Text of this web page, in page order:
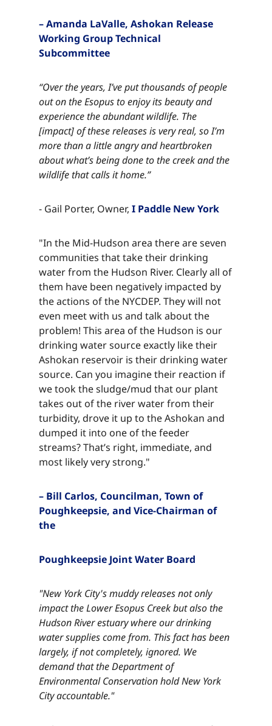
– Amanda LaValle, Ashokan Release
Working Group Technical
Subcommittee​​​​‌ ‍ ​‍​‍‌‍ ‌ ​‍‌‍‍‌‌‍‌ ‌‍‍‌‌‍ ‍​‍​‍​ ‍‍​‍​‍‌ ​ ‌‍​‌‌‍ ‍‌‍‍‌‌ ‌​‌ ‍‌​‍ ‍‌‍‍‌‌‍ ​‍​‍​‍ ​​‍​‍‌‍‍​‌ ​‍‌‍‌‌‌‍‌‍​‍​‍​ ‍‍​‍​‍‌‍‍​‌ ‌​‌ ‌​‌ ​​‌ ​ ​ ‍‍​‍ ​‍ ‌‍​ ‌‍ ‌‌ ​ ​‍ ‍‌‍ ‌‌‍​‌‌‍‍‌‌‍ ‍​‍ ‍​ ​‍​ ​​​ ​‍​ ‌​‌ ​‍‌‍‌‌‌‍‌​‌‍‌‌‌ ​ ‌‍‍‌‌‍‌ ‌‍ ‍​‍ ‍‌ ​‍‌‍‍‌‌ ‌‍‌‍‌‌‌ ​‍‌‍‍ ‌‍‌‌‌‍‌‌‌ ​​‌‍‌‌‌ ​‍​‍ ‍‌‍ ‌ ​‍‌‍‌ ​‍ ‌‍‍‌‌‍ ‍‌ ‌​‌‍‌‌‌‍ ‍‌ ‌​​‍ ‌‍‌‌‌‍‌​‌‍‍‌‌ ‌​​‍ ‌‍ ‌‌‍ ‌‍‌​‌‍‌‌​ ‌‌ ​​‌ ​‍‌‍‌‌‌ ​ ‌‍‌‌‌‍ ‍‌ ‌​‌‍​‌‌ ‌​‌‍‍‌‌‍ ‌‍ ‍​ ‍ ‌‍‍‌‌‍‌​​ ‌​ ‌ ​ ​‌​ ​‌​ ​‌​ ​ ‌‍​‌​ ​​​ ​ ​‍ ‌​ ​‌​ ‌​​ ‌‌‌‍​ ​‍ ‌​ ‌​‌‍​‍​ ‌‌​ ‌ ​‍ ‌‌‍​‍​ ​​​ ‌‍‌‍​ ​‍ ‌​ ​​​ ‌ ​ ‌‌​ ​​​ ‍‌​ ​ ​ ​‍‌‍‌‍​ ​​​ ‍‌​ ​‌‌‍​‌​ ‍ ‌ ‌​‌ ‍‌‌ ​​‌‍‌‌​ ‌‌‍​‌‌ ​‍‌ ‌​‌‍‍‌‌‍​ ‌‍ ​‌‍‌‌​ ‍ ‌ ​​‌‍​‌‌ ‌​‌‍‍​​ ‌‌‍​ ‌‍ ‌‍ ‍‌ ‌​‌‍‌‌‌‍ ‍‌ ‌​​‍‌‌​ ‌‌‌​​‍‌‌ ‌‍‍ ‌‍‌‌‌ ‍‌​‍‌‌​ ​ ‌​‌​​‍‌‌​ ​ ‌​‌​​‍‌‌​ ​‍​ ​‍​ ‌ ​ ‌‌‌‍‌‍‌‍‌​‌‍​‌​ ​‌‌‍‌​‌‍​‍‌‍​‌‌‍‌‍​ ‍​​ ​‍​‍‌‌​ ​‍​ ​‍​‍‌‌​ ‌‌‌​‌​​‍ ‍‌‍​ ‌‍‍​‌‍‍‌‌‍ ​‌‍‌​‌ ​‍‌‍‌‌‌‍ ‍​‍‌‌​ ‌‌‌​​‍‌‌ ‌‍‍ ‌‍‌‌‌ ‍‌​‍‌‌​ ​ ‌​‌​​‍‌‌​ ​ ‌​‌​​‍‌‌​ ​‍​ ​‍​ ‌ ​ ‌‌‌‍‌‍‌‍‌​‌‍​‌​ ​‌‌‍‌​‌‍​‍‌‍​‌‌‍‌‍​ ‍​​ ​‍​ ​​​‍‌‌​ ​‍​ ​‍​‍‌‌​ ‌‌‌​‌​​‍ ‍‌ ‌​‌‍‌‌‌ ‍​‌ ‌​​ ‌‍​‍‌‍​‌‌ ​ ‌‍‌‌‌‌‌‌‌ ​‍‌‍ ​​ ‌‌‍‍​‌ ‌​‌ ‌​‌ ​​‌ ​ ​‍‌‌​ ​ ‌​​‌​‍‌‌​ ​‍‌​‌‍​‍‌‌​ ​‍‌​‌‍‌‍​ ‌‍ ‌‌ ​ ​‍ ‍‌‍ ‌‌‍​‌‌‍‍‌‌‍ ‍​‍ ‍​ ​‍​ ​​​ ​‍​ ‌​‌ ​‍‌‍‌‌‌‍‌​‌‍‌‌‌ ​ ‌‍‍‌‌‍‌ ‌‍ ‍​‍ ‍‌ ​‍‌‍‍‌‌ ‌‍‌‍‌‌‌ ​‍‌‍‍ ‌‍‌‌‌‍‌‌‌ ​​‌‍‌‌‌ ​‍​‍ ‍‌‍ ‌ ​‍‌‍‌ ​‍‌‍‌‍‍‌‌‍‌​​ ‌​ ‌ ​ ​‌​ ​‌​ ​‌​ ​ ‌‍​‌​ ​​​ ​ ​‍ ‌​ ​‌​ ‌​​ ‌‌‌‍​ ​‍ ‌​ ‌​‌‍​‍​ ‌‌​ ‌ ​‍ ‌‌‍​‍​ ​​​ ‌‍‌‍​ ​‍ ‌​ ​​​ ‌ ​ ‌‌​ ​​​ ‍‌​ ​ ​ ​‍‌‍‌‍​ ​​​ ‍‌​ ​‌‌‍​‌​‍‌‍‌ ‌​‌ ‍‌‌ ​​‌‍‌‌​ ‌‌‍​‌‌ ​‍‌ ‌​‌‍‍‌‌‍​ ‌‍ ​‌‍‌‌​‍‌‍‌ ​​‌‍​‌‌ ‌​‌‍‍​​ ‌‌‍​ ‌‍ ‌‍ ‍‌ ‌​‌‍‌‌‌‍ ‍‌ ‌​​‍‌‌​ ‌‌‌​​‍‌‌ ‌‍‍ ‌‍‌‌‌ ‍‌​‍‌‌​ ​ ‌​‌​​‍‌‌​ ​ ‌​‌​​‍‌‌​ ​‍​ ​‍​ ‌ ​ ‌‌‌‍‌‍‌‍‌​‌‍​‌​ ​‌‌‍‌​‌‍​‍‌‍​‌‌‍‌‍​ ‍​​ ​‍​‍‌‌​ ​‍​ ​‍​‍‌‌​ ‌‌‌​‌​​‍ ‍‌‍​ ‌‍‍​‌‍‍‌‌‍ ​‌‍‌​‌ ​‍‌‍‌‌‌‍ ‍​‍‌‌​ ‌‌‌​​‍‌‌ ‌‍‍ ‌‍‌‌‌ ‍‌​‍‌‌​ ​ ‌​‌​​‍‌‌​ ​ ‌​‌​​‍‌‌​ ​‍​ ​‍​ ‌ ​ ‌‌‌‍‌‍‌‍‌​‌‍​‌​ ​‌‌‍‌​‌‍​‍‌‍​‌‌‍‌‍​ ‍​​ ​‍​ ​​​‍‌‌​ ​‍​ ​‍​‍‌‌​ ‌‌‌​‌​​‍ ‍‌ ‌​‌‍‌‌‌ ‍​‌ ‌​​‍‌‍‌ ​​‌‍‌‌‌ ​‍‌ ​ ‌ ​​‌‍‌‌‌‍​ ‌ ‌​‌‍‍‌‌ ‌‍‌‍‌‌​ ‌‌ ​​‌ ‌‌‌‍​‍‌‍ ​‌‍‍‌‌ ​ ‌‍‍​‌‍‌‌‌‍‌​​‍​‍‌ ‌
“Over the years, I’ve put thousands of people
out on the Esopus to enjoy its beauty and
experience the abundant wildlife. The
[impact] of these releases is very real, so I’m
more than a little angry and heartbroken
about what’s being done to the creek and the
wildlife that calls it home.”​​​​‌ ‍ ​‍​‍‌‍ ‌ ​‍‌‍‍‌‌‍‌ ‌‍‍‌‌‍ ‍​‍​‍​ ‍‍​‍​‍‌ ​ ‌‍​‌‌‍ ‍‌‍‍‌‌ ‌​‌ ‍‌​‍ ‍‌‍‍‌‌‍ ​‍​‍​‍ ​​‍​‍‌‍‍​‌ ​‍‌‍‌‌‌‍‌‍​‍​‍​ ‍‍​‍​‍‌‍‍​‌ ‌​‌ ‌​‌ ​​‌ ​ ​ ‍‍​‍ ​‍ ‌‍​ ‌‍ ‌‌ ​ ​‍ ‍‌‍ ‌‌‍​‌‌‍‍‌‌‍ ‍​‍ ‍​ ​‍​ ​​​ ​‍​ ‌​‌ ​‍‌‍‌‌‌‍‌​‌‍‌‌‌ ​ ‌‍‍‌‌‍‌ ‌‍ ‍​‍ ‍‌ ​‍‌‍‍‌‌ ‌‍‌‍‌‌‌ ​‍‌‍‍ ‌‍‌‌‌‍‌‌‌ ​​‌‍‌‌‌ ​‍​‍ ‍‌‍ ‌ ​‍‌‍‌ ​‍ ‌‍‍‌‌‍ ‍‌ ‌​‌‍‌‌‌‍ ‍‌ ‌​​‍ ‌‍‌‌‌‍‌​‌‍‍‌‌ ‌​​‍ ‌‍ ‌‌‍ ‌‍‌​‌‍‌‌​ ‌‌ ​​‌ ​‍‌‍‌‌‌ ​ ‌‍‌‌‌‍ ‍‌ ‌​‌‍​‌‌ ‌​‌‍‍‌‌‍ ‌‍ ‍​ ‍ ‌‍‍‌‌‍‌​​ ‌​ ‌ ​ ​‌​ ​‌​ ​‌​ ​ ‌‍​‌​ ​​​ ​ ​‍ ‌​ ​‌​ ‌​​ ‌‌‌‍​ ​‍ ‌​ ‌​‌‍​‍​ ‌‌​ ‌ ​‍ ‌‌‍​‍​ ​​​ ‌‍‌‍​ ​‍ ‌​ ​​​ ‌ ​ ‌‌​ ​​​ ‍‌​ ​ ​ ​‍‌‍‌‍​ ​​​ ‍‌​ ​‌‌‍​‌​ ‍ ‌ ‌​‌ ‍‌‌ ​​‌‍‌‌​ ‌‌‍​‌‌ ​‍‌ ‌​‌‍‍‌‌‍​ ‌‍ ​‌‍‌‌​ ‍ ‌ ​​‌‍​‌‌ ‌​‌‍‍​​ ‌‌‍​ ‌‍ ‌‍ ‍‌ ‌​‌‍‌‌‌‍ ‍‌ ‌​​‍‌‌​ ‌‌‌​​‍‌‌ ‌‍‍ ‌‍‌‌‌ ‍‌​‍‌‌​ ​ ‌​‌​​‍‌‌​ ​ ‌​‌​​‍‌‌​ ​‍​ ​‍‌‍​‌‌‍​‍​ ‍​‌‍​‍​ ‌​​ ‍‌​ ‌ ​ ‍​​ ‍‌​ ‌‌​ ​​​ ‍​​‍‌‌​ ​‍​ ​‍​‍‌‌​ ‌‌‌​‌​​‍ ‍‌‍​ ‌‍‍​‌‍‍‌‌‍ ​‌‍‌​‌ ​‍‌‍‌‌‌‍ ‍​‍‌‌​ ‌‌‌​​‍‌‌ ‌‍‍ ‌‍‌‌‌ ‍‌​‍‌‌​ ​ ‌​‌​​‍‌‌​ ​ ‌​‌​​‍‌‌​ ​‍​ ​‍‌‍​‌‌‍​‍​ ‍​‌‍​‍​ ‌​​ ‍‌​ ‌ ​ ‍​​ ‍‌​ ‌‌​ ​​​ ‍​​ ​​​‍‌‌​ ​‍​ ​‍​‍‌‌​ ‌‌‌​‌​​‍ ‍‌ ‌​‌‍‌‌‌ ‍​‌ ‌​​ ‌‍​‍‌‍​‌‌ ​ ‌‍‌‌‌‌‌‌‌ ​‍‌‍ ​​ ‌‌‍‍​‌ ‌​‌ ‌​‌ ​​‌ ​ ​‍‌‌​ ​ ‌​​‌​‍‌‌​ ​‍‌​‌‍​‍‌‌​ ​‍‌​‌‍‌‍​ ‌‍ ‌‌ ​ ​‍ ‍‌‍ ‌‌‍​‌‌‍‍‌‌‍ ‍​‍ ‍​ ​‍​ ​​​ ​‍​ ‌​‌ ​‍‌‍‌‌‌‍‌​‌‍‌‌‌ ​ ‌‍‍‌‌‍‌ ‌‍ ‍​‍ ‍‌ ​‍‌‍‍‌‌ ‌‍‌‍‌‌‌ ​‍‌‍‍ ‌‍‌‌‌‍‌‌‌ ​​‌‍‌‌‌ ​‍​‍ ‍‌‍ ‌ ​‍‌‍‌ ​‍‌‍‌‍‍‌‌‍‌​​ ‌​ ‌ ​ ​‌​ ​‌​ ​‌​ ​ ‌‍​‌​ ​​​ ​ ​‍ ‌​ ​‌​ ‌​​ ‌‌‌‍​ ​‍ ‌​ ‌​‌‍​‍​ ‌‌​ ‌ ​‍ ‌‌‍​‍​ ​​​ ‌‍‌‍​ ​‍ ‌​ ​​​ ‌ ​ ‌‌​ ​​​ ‍‌​ ​ ​ ​‍‌‍‌‍​ ​​​ ‍‌​ ​‌‌‍​‌​‍‌‍‌ ‌​‌ ‍‌‌ ​​‌‍‌‌​ ‌‌‍​‌‌ ​‍‌ ‌​‌‍‍‌‌‍​ ‌‍ ​‌‍‌‌​‍‌‍‌ ​​‌‍​‌‌ ‌​‌‍‍​​ ‌‌‍​ ‌‍ ‌‍ ‍‌ ‌​‌‍‌‌‌‍ ‍‌ ‌​​‍‌‌​ ‌‌‌​​‍‌‌ ‌‍‍ ‌‍‌‌‌ ‍‌​‍‌‌​ ​ ‌​‌​​‍‌‌​ ​ ‌​‌​​‍‌‌​ ​‍​ ​‍‌‍​‌‌‍​‍​ ‍​‌‍​‍​ ‌​​ ‍‌​ ‌ ​ ‍​​ ‍‌​ ‌‌​ ​​​ ‍​​‍‌‌​ ​‍​ ​‍​‍‌‌​ ‌‌‌​‌​​‍ ‍‌‍​ ‌‍‍​‌‍‍‌‌‍ ​‌‍‌​‌ ​‍‌‍‌‌‌‍ ‍​‍‌‌​ ‌‌‌​​‍‌‌ ‌‍‍ ‌‍‌‌‌ ‍‌​‍‌‌​ ​ ‌​‌​​‍‌‌​ ​ ‌​‌​​‍‌‌​ ​‍​ ​‍‌‍​‌‌‍​‍​ ‍​‌‍​‍​ ‌​​ ‍‌​ ‌ ​ ‍​​ ‍‌​ ‌‌​ ​​​ ‍​​ ​​​‍‌‌​ ​‍​ ​‍​‍‌‌​ ‌‌‌​‌​​‍ ‍‌ ‌​‌‍‌‌‌ ‍​‌ ‌​​‍‌‍‌ ​​‌‍‌‌‌ ​‍‌ ​ ‌ ​​‌‍‌‌‌‍​ ‌ ‌​‌‍‍‌‌ ‌‍‌‍‌‌​ ‌‌ ​​‌ ‌‌‌‍​‍‌‍ ​‌‍‍‌‌ ​ ‌‍‍​‌‍‌‌‌‍‌​​‍​‍‌ ‌
- Gail Porter, Owner, ​​​​‌ ‍ ​‍​‍‌‍ ‌ ​‍‌‍‍‌‌‍‌ ‌‍‍‌‌‍ ‍​‍​‍​ ‍‍​‍​‍‌ ​ ‌‍​‌‌‍ ‍‌‍‍‌‌ ‌​‌ ‍‌​‍ ‍‌‍‍‌‌‍ ​‍​‍​‍ ​​‍​‍‌‍‍​‌ ​‍‌‍‌‌‌‍‌‍​‍​‍​ ‍‍​‍​‍‌‍‍​‌ ‌​‌ ‌​‌ ​​‌ ​ ​ ‍‍​‍ ​‍ ‌‍​ ‌‍ ‌‌ ​ ​‍ ‍‌‍ ‌‌‍​‌‌‍‍‌‌‍ ‍​‍ ‍​ ​‍​ ​​​ ​‍​ ‌​‌ ​‍‌‍‌‌‌‍‌​‌‍‌‌‌ ​ ‌‍‍‌‌‍‌ ‌‍ ‍​‍ ‍‌ ​‍‌‍‍‌‌ ‌‍‌‍‌‌‌ ​‍‌‍‍ ‌‍‌‌‌‍‌‌‌ ​​‌‍‌‌‌ ​‍​‍ ‍‌‍ ‌ ​‍‌‍‌ ​‍ ‌‍‍‌‌‍ ‍‌ ‌​‌‍‌‌‌‍ ‍‌ ‌​​‍ ‌‍‌‌‌‍‌​‌‍‍‌‌ ‌​​‍ ‌‍ ‌‌‍ ‌‍‌​‌‍‌‌​ ‌‌ ​​‌ ​‍‌‍‌‌‌ ​ ‌‍‌‌‌‍ ‍‌ ‌​‌‍​‌‌ ‌​‌‍‍‌‌‍ ‌‍ ‍​ ‍ ‌‍‍‌‌‍‌​​ ‌​ ‌ ​ ​‌​ ​‌​ ​‌​ ​ ‌‍​‌​ ​​​ ​ ​‍ ‌​ ​‌​ ‌​​ ‌‌‌‍​ ​‍ ‌​ ‌​‌‍​‍​ ‌‌​ ‌ ​‍ ‌‌‍​‍​ ​​​ ‌‍‌‍​ ​‍ ‌​ ​​​ ‌ ​ ‌‌​ ​​​ ‍‌​ ​ ​ ​‍‌‍‌‍​ ​​​ ‍‌​ ​‌‌‍​‌​ ‍ ‌ ‌​‌ ‍‌‌ ​​‌‍‌‌​ ‌‌‍​‌‌ ​‍‌ ‌​‌‍‍‌‌‍​ ‌‍ ​‌‍‌‌​ ‍ ‌ ​​‌‍​‌‌ ‌​‌‍‍​​ ‌‌‍​ ‌‍ ‌‍ ‍‌ ‌​‌‍‌‌‌‍ ‍‌ ‌​​‍‌‌​ ‌‌‌​​‍‌‌ ‌‍‍ ‌‍‌‌‌ ‍‌​‍‌‌​ ​ ‌​‌​​‍‌‌​ ​ ‌​‌​​‍‌‌​ ​‍​ ​‍​ ‌‍​ ‍‌​ ​​​ ​‍​ ‌​​ ‌ ‌‍​‌​ ‌​‌‍‌​​ ‍‌‌‍‌‌​ ‍​​‍‌‌​ ​‍​ ​‍​‍‌‌​ ‌‌‌​‌​​‍ ‍‌‍​ ‌‍‍​‌‍‍‌‌‍ ​‌‍‌​‌ ​‍‌‍‌‌‌‍ ‍​‍‌‌​ ‌‌‌​​‍‌‌ ‌‍‍ ‌‍‌‌‌ ‍‌​‍‌‌​ ​ ‌​‌​​‍‌‌​ ​ ‌​‌​​‍‌‌​ ​‍​ ​‍​ ‌‍​ ‍‌​ ​​​ ​‍​ ‌​​ ‌ ‌‍​‌​ ‌​‌‍‌​​ ‍‌‌‍‌‌​ ‍​​ ​​​‍‌‌​ ​‍​ ​‍​‍‌‌​ ‌‌‌​‌​​‍ ‍‌ ‌​‌‍‌‌‌ ‍​‌ ‌​​ ‌‍​‍‌‍​‌‌ ​ ‌‍‌‌‌‌‌‌‌ ​‍‌‍ ​​ ‌‌‍‍​‌ ‌​‌ ‌​‌ ​​‌ ​ ​‍‌‌​ ​ ‌​​‌​‍‌‌​ ​‍‌​‌‍​‍‌‌​ ​‍‌​‌‍‌‍​ ‌‍ ‌‌ ​ ​‍ ‍‌‍ ‌‌‍​‌‌‍‍‌‌‍ ‍​‍ ‍​ ​‍​ ​​​ ​‍​ ‌​‌ ​‍‌‍‌‌‌‍‌​‌‍‌‌‌ ​ ‌‍‍‌‌‍‌ ‌‍ ‍​‍ ‍‌ ​‍‌‍‍‌‌ ‌‍‌‍‌‌‌ ​‍‌‍‍ ‌‍‌‌‌‍‌‌‌ ​​‌‍‌‌‌ ​‍​‍ ‍‌‍ ‌ ​‍‌‍‌ ​‍‌‍‌‍‍‌‌‍‌​​ ‌​ ‌ ​ ​‌​ ​‌​ ​‌​ ​ ‌‍​‌​ ​​​ ​ ​‍ ‌​ ​‌​ ‌​​ ‌‌‌‍​ ​‍ ‌​ ‌​‌‍​‍​ ‌‌​ ‌ ​‍ ‌‌‍​‍​ ​​​ ‌‍‌‍​ ​‍ ‌​ ​​​ ‌ ​ ‌‌​ ​​​ ‍‌​ ​ ​ ​‍‌‍‌‍​ ​​​ ‍‌​ ​‌‌‍​‌​‍‌‍‌ ‌​‌ ‍‌‌ ​​‌‍‌‌​ ‌‌‍​‌‌ ​‍‌ ‌​‌‍‍‌‌‍​ ‌‍ ​‌‍‌‌​‍‌‍‌ ​​‌‍​‌‌ ‌​‌‍‍​​ ‌‌‍​ ‌‍ ‌‍ ‍‌ ‌​‌‍‌‌‌‍ ‍‌ ‌​​‍‌‌​ ‌‌‌​​‍‌‌ ‌‍‍ ‌‍‌‌‌ ‍‌​‍‌‌​ ​ ‌​‌​​‍‌‌​ ​ ‌​‌​​‍‌‌​ ​‍​ ​‍​ ‌‍​ ‍‌​ ​​​ ​‍​ ‌​​ ‌ ‌‍​‌​ ‌​‌‍‌​​ ‍‌‌‍‌‌​ ‍​​‍‌‌​ ​‍​ ​‍​‍‌‌​ ‌‌‌​‌​​‍ ‍‌‍​ ‌‍‍​‌‍‍‌‌‍ ​‌‍‌​‌ ​‍‌‍‌‌‌‍ ‍​‍‌‌​ ‌‌‌​​‍‌‌ ‌‍‍ ‌‍‌‌‌ ‍‌​‍‌‌​ ​ ‌​‌​​‍‌‌​ ​ ‌​‌​​‍‌‌​ ​‍​ ​‍​ ‌‍​ ‍‌​ ​​​ ​‍​ ‌​​ ‌ ‌‍​‌​ ‌​‌‍‌​​ ‍‌‌‍‌‌​ ‍​​ ​​​‍‌‌​ ​‍​ ​‍​‍‌‌​ ‌‌‌​‌​​‍ ‍‌ ‌​‌‍‌‌‌ ‍​‌ ‌​​‍‌‍‌ ​​‌‍‌‌‌ ​‍‌ ​ ‌ ​​‌‍‌‌‌‍​ ‌ ‌​‌‍‍‌‌ ‌‍‌‍‌‌​ ‌‌ ​​‌ ‌‌‌‍​‍‌‍ ​‌‍‍‌‌ ​ ‌‍‍​‌‍‌‌‌‍‌​​‍​‍‌ ‌ I Paddle New York​​​​‌ ‍ ​‍​‍‌‍ ‌ ​‍‌‍‍‌‌‍‌ ‌‍‍‌‌‍ ‍​‍​‍​ ‍‍​‍​‍‌ ​ ‌‍​‌‌‍ ‍‌‍‍‌‌ ‌​‌ ‍‌​‍ ‍‌‍‍‌‌‍ ​‍​‍​‍ ​​‍​‍‌‍‍​‌ ​‍‌‍‌‌‌‍‌‍​‍​‍​ ‍‍​‍​‍‌‍‍​‌ ‌​‌ ‌​‌ ​​‌ ​ ​ ‍‍​‍ ​‍ ‌‍​ ‌‍ ‌‌ ​ ​‍ ‍‌‍ ‌‌‍​‌‌‍‍‌‌‍ ‍​‍ ‍​ ​‍​ ​​​ ​‍​ ‌​‌ ​‍‌‍‌‌‌‍‌​‌‍‌‌‌ ​ ‌‍‍‌‌‍‌ ‌‍ ‍​‍ ‍‌ ​‍‌‍‍‌‌ ‌‍‌‍‌‌‌ ​‍‌‍‍ ‌‍‌‌‌‍‌‌‌ ​​‌‍‌‌‌ ​‍​‍ ‍‌‍ ‌ ​‍‌‍‌ ​‍ ‌‍‍‌‌‍ ‍‌ ‌​‌‍‌‌‌‍ ‍‌ ‌​​‍ ‌‍‌‌‌‍‌​‌‍‍‌‌ ‌​​‍ ‌‍ ‌‌‍ ‌‍‌​‌‍‌‌​ ‌‌ ​​‌ ​‍‌‍‌‌‌ ​ ‌‍‌‌‌‍ ‍‌ ‌​‌‍​‌‌ ‌​‌‍‍‌‌‍ ‌‍ ‍​ ‍ ‌‍‍‌‌‍‌​​ ‌​ ‌ ​ ​‌​ ​‌​ ​‌​ ​ ‌‍​‌​ ​​​ ​ ​‍ ‌​ ​‌​ ‌​​ ‌‌‌‍​ ​‍ ‌​ ‌​‌‍​‍​ ‌‌​ ‌ ​‍ ‌‌‍​‍​ ​​​ ‌‍‌‍​ ​‍ ‌​ ​​​ ‌ ​ ‌‌​ ​​​ ‍‌​ ​ ​ ​‍‌‍‌‍​ ​​​ ‍‌​ ​‌‌‍​‌​ ‍ ‌ ‌​‌ ‍‌‌ ​​‌‍‌‌​ ‌‌‍​‌‌ ​‍‌ ‌​‌‍‍‌‌‍​ ‌‍ ​‌‍‌‌​ ‍ ‌ ​​‌‍​‌‌ ‌​‌‍‍​​ ‌‌‍​ ‌‍ ‌‍ ‍‌ ‌​‌‍‌‌‌‍ ‍‌ ‌​​‍‌‌​ ‌‌‌​​‍‌‌ ‌‍‍ ‌‍‌‌‌ ‍‌​‍‌‌​ ​ ‌​‌​​‍‌‌​ ​ ‌​‌​​‍‌‌​ ​‍​ ​‍​ ‌‍​ ‍‌​ ​​​ ​‍​ ‌​​ ‌ ‌‍​‌​ ‌​‌‍‌​​ ‍‌‌‍‌‌​ ‍​​‍‌‌​ ​‍​ ​‍​‍‌‌​ ‌‌‌​‌​​‍ ‍‌‍​ ‌‍‍​‌‍‍‌‌‍ ​‌‍‌​‌ ​‍‌‍‌‌‌‍ ‍​‍‌‌​ ‌‌‌​​‍‌‌ ‌‍‍ ‌‍‌‌‌ ‍‌​‍‌‌​ ​ ‌​‌​​‍‌‌​ ​ ‌​‌​​‍‌‌​ ​‍​ ​‍​ ‌‍​ ‍‌​ ​​​ ​‍​ ‌​​ ‌ ‌‍​‌​ ‌​‌‍‌​​ ‍‌‌‍‌‌​ ‍​​ ​‌​‍‌‌​ ​‍​ ​‍​‍‌‌​ ‌‌‌​‌​​‍ ‍‌ ‌​‌‍‌‌‌ ‍​‌ ‌​​ ‌‍​‍‌‍​‌‌ ​ ‌‍‌‌‌‌‌‌‌ ​‍‌‍ ​​ ‌‌‍‍​‌ ‌​‌ ‌​‌ ​​‌ ​ ​‍‌‌​ ​ ‌​​‌​‍‌‌​ ​‍‌​‌‍​‍‌‌​ ​‍‌​‌‍‌‍​ ‌‍ ‌‌ ​ ​‍ ‍‌‍ ‌‌‍​‌‌‍‍‌‌‍ ‍​‍ ‍​ ​‍​ ​​​ ​‍​ ‌​‌ ​‍‌‍‌‌‌‍‌​‌‍‌‌‌ ​ ‌‍‍‌‌‍‌ ‌‍ ‍​‍ ‍‌ ​‍‌‍‍‌‌ ‌‍‌‍‌‌‌ ​‍‌‍‍ ‌‍‌‌‌‍‌‌‌ ​​‌‍‌‌‌ ​‍​‍ ‍‌‍ ‌ ​‍‌‍‌ ​‍‌‍‌‍‍‌‌‍‌​​ ‌​ ‌ ​ ​‌​ ​‌​ ​‌​ ​ ‌‍​‌​ ​​​ ​ ​‍ ‌​ ​‌​ ‌​​ ‌‌‌‍​ ​‍ ‌​ ‌​‌‍​‍​ ‌‌​ ‌ ​‍ ‌‌‍​‍​ ​​​ ‌‍‌‍​ ​‍ ‌​ ​​​ ‌ ​ ‌‌​ ​​​ ‍‌​ ​ ​ ​‍‌‍‌‍​ ​​​ ‍‌​ ​‌‌‍​‌​‍‌‍‌ ‌​‌ ‍‌‌ ​​‌‍‌‌​ ‌‌‍​‌‌ ​‍‌ ‌​‌‍‍‌‌‍​ ‌‍ ​‌‍‌‌​‍‌‍‌ ​​‌‍​‌‌ ‌​‌‍‍​​ ‌‌‍​ ‌‍ ‌‍ ‍‌ ‌​‌‍‌‌‌‍ ‍‌ ‌​​‍‌‌​ ‌‌‌​​‍‌‌ ‌‍‍ ‌‍‌‌‌ ‍‌​‍‌‌​ ​ ‌​‌​​‍‌‌​ ​ ‌​‌​​‍‌‌​ ​‍​ ​‍​ ‌‍​ ‍‌​ ​​​ ​‍​ ‌​​ ‌ ‌‍​‌​ ‌​‌‍‌​​ ‍‌‌‍‌‌​ ‍​​‍‌‌​ ​‍​ ​‍​‍‌‌​ ‌‌‌​‌​​‍ ‍‌‍​ ‌‍‍​‌‍‍‌‌‍ ​‌‍‌​‌ ​‍‌‍‌‌‌‍ ‍​‍‌‌​ ‌‌‌​​‍‌‌ ‌‍‍ ‌‍‌‌‌ ‍‌​‍‌‌​ ​ ‌​‌​​‍‌‌​ ​ ‌​‌​​‍‌‌​ ​‍​ ​‍​ ‌‍​ ‍‌​ ​​​ ​‍​ ‌​​ ‌ ‌‍​‌​ ‌​‌‍‌​​ ‍‌‌‍‌‌​ ‍​​ ​‌​‍‌‌​ ​‍​ ​‍​‍‌‌​ ‌‌‌​‌​​‍ ‍‌ ‌​‌‍‌‌‌ ‍​‌ ‌​​‍‌‍‌ ​​‌‍‌‌‌ ​‍‌ ​ ‌ ​​‌‍‌‌‌‍​ ‌ ‌​‌‍‍‌‌ ‌‍‌‍‌‌​ ‌‌ ​​‌ ‌‌‌‍​‍‌‍ ​‌‍‍‌‌ ​ ‌‍‍​‌‍‌‌‌‍‌​​‍​‍‌ ‌
"In the Mid-Hudson area there are seven
communities that take their drinking
water from the Hudson River. Clearly all of
them have been negatively impacted by
the actions of the NYCDEP. They will not
even meet with us and talk about the
problem! This area of the Hudson is our
drinking water source exactly like their
Ashokan reservoir is their drinking water
source. Can you imagine their reaction if
we took the sludge/mud that our plant
takes out of the river water from their
turbidity, drove it up to the Ashokan and
dumped it into one of the feeder
streams? That’s right, immediate, and
most likely very strong."​​​​‌ ‍ ​‍​‍‌‍ ‌ ​‍‌‍‍‌‌‍‌ ‌‍‍‌‌‍ ‍​‍​‍​ ‍‍​‍​‍‌ ​ ‌‍​‌‌‍ ‍‌‍‍‌‌ ‌​‌ ‍‌​‍ ‍‌‍‍‌‌‍ ​‍​‍​‍ ​​‍​‍‌‍‍​‌ ​‍‌‍‌‌‌‍‌‍​‍​‍​ ‍‍​‍​‍‌‍‍​‌ ‌​‌ ‌​‌ ​​‌ ​ ​ ‍‍​‍ ​‍ ‌‍​ ‌‍ ‌‌ ​ ​‍ ‍‌‍ ‌‌‍​‌‌‍‍‌‌‍ ‍​‍ ‍​ ​‍​ ​​​ ​‍​ ‌​‌ ​‍‌‍‌‌‌‍‌​‌‍‌‌‌ ​ ‌‍‍‌‌‍‌ ‌‍ ‍​‍ ‍‌ ​‍‌‍‍‌‌ ‌‍‌‍‌‌‌ ​‍‌‍‍ ‌‍‌‌‌‍‌‌‌ ​​‌‍‌‌‌ ​‍​‍ ‍‌‍ ‌ ​‍‌‍‌ ​‍ ‌‍‍‌‌‍ ‍‌ ‌​‌‍‌‌‌‍ ‍‌ ‌​​‍ ‌‍‌‌‌‍‌​‌‍‍‌‌ ‌​​‍ ‌‍ ‌‌‍ ‌‍‌​‌‍‌‌​ ‌‌ ​​‌ ​‍‌‍‌‌‌ ​ ‌‍‌‌‌‍ ‍‌ ‌​‌‍​‌‌ ‌​‌‍‍‌‌‍ ‌‍ ‍​ ‍ ‌‍‍‌‌‍‌​​ ‌​ ‌ ​ ​‌​ ​‌​ ​‌​ ​ ‌‍​‌​ ​​​ ​ ​‍ ‌​ ​‌​ ‌​​ ‌‌‌‍​ ​‍ ‌​ ‌​‌‍​‍​ ‌‌​ ‌ ​‍ ‌‌‍​‍​ ​​​ ‌‍‌‍​ ​‍ ‌​ ​​​ ‌ ​ ‌‌​ ​​​ ‍‌​ ​ ​ ​‍‌‍‌‍​ ​​​ ‍‌​ ​‌‌‍​‌​ ‍ ‌ ‌​‌ ‍‌‌ ​​‌‍‌‌​ ‌‌‍​‌‌ ​‍‌ ‌​‌‍‍‌‌‍​ ‌‍ ​‌‍‌‌​ ‍ ‌ ​​‌‍​‌‌ ‌​‌‍‍​​ ‌‌‍​ ‌‍ ‌‍ ‍‌ ‌​‌‍‌‌‌‍ ‍‌ ‌​​‍‌‌​ ‌‌‌​​‍‌‌ ‌‍‍ ‌‍‌‌‌ ‍‌​‍‌‌​ ​ ‌​‌​​‍‌‌​ ​ ‌​‌​​‍‌‌​ ​‍​ ​‍‌‍‌‌​ ‍​​ ​‍‌‍​‍‌‍​‌​ ​​​ ​ ​ ​‍‌‍​‍‌‍​ ​ ‌‌​ ​‌​‍‌‌​ ​‍​ ​‍​‍‌‌​ ‌‌‌​‌​​‍ ‍‌‍​ ‌‍‍​‌‍‍‌‌‍ ​‌‍‌​‌ ​‍‌‍‌‌‌‍ ‍​‍‌‌​ ‌‌‌​​‍‌‌ ‌‍‍ ‌‍‌‌‌ ‍‌​‍‌‌​ ​ ‌​‌​​‍‌‌​ ​ ‌​‌​​‍‌‌​ ​‍​ ​‍‌‍‌‌​ ‍​​ ​‍‌‍​‍‌‍​‌​ ​​​ ​ ​ ​‍‌‍​‍‌‍​ ​ ‌‌​ ​‌​ ​​​‍‌‌​ ​‍​ ​‍​‍‌‌​ ‌‌‌​‌​​‍ ‍‌ ‌​‌‍‌‌‌ ‍​‌ ‌​​ ‌‍​‍‌‍​‌‌ ​ ‌‍‌‌‌‌‌‌‌ ​‍‌‍ ​​ ‌‌‍‍​‌ ‌​‌ ‌​‌ ​​‌ ​ ​‍‌‌​ ​ ‌​​‌​‍‌‌​ ​‍‌​‌‍​‍‌‌​ ​‍‌​‌‍‌‍​ ‌‍ ‌‌ ​ ​‍ ‍‌‍ ‌‌‍​‌‌‍‍‌‌‍ ‍​‍ ‍​ ​‍​ ​​​ ​‍​ ‌​‌ ​‍‌‍‌‌‌‍‌​‌‍‌‌‌ ​ ‌‍‍‌‌‍‌ ‌‍ ‍​‍ ‍‌ ​‍‌‍‍‌‌ ‌‍‌‍‌‌‌ ​‍‌‍‍ ‌‍‌‌‌‍‌‌‌ ​​‌‍‌‌‌ ​‍​‍ ‍‌‍ ‌ ​‍‌‍‌ ​‍‌‍‌‍‍‌‌‍‌​​ ‌​ ‌ ​ ​‌​ ​‌​ ​‌​ ​ ‌‍​‌​ ​​​ ​ ​‍ ‌​ ​‌​ ‌​​ ‌‌‌‍​ ​‍ ‌​ ‌​‌‍​‍​ ‌‌​ ‌ ​‍ ‌‌‍​‍​ ​​​ ‌‍‌‍​ ​‍ ‌​ ​​​ ‌ ​ ‌‌​ ​​​ ‍‌​ ​ ​ ​‍‌‍‌‍​ ​​​ ‍‌​ ​‌‌‍​‌​‍‌‍‌ ‌​‌ ‍‌‌ ​​‌‍‌‌​ ‌‌‍​‌‌ ​‍‌ ‌​‌‍‍‌‌‍​ ‌‍ ​‌‍‌‌​‍‌‍‌ ​​‌‍​‌‌ ‌​‌‍‍​​ ‌‌‍​ ‌‍ ‌‍ ‍‌ ‌​‌‍‌‌‌‍ ‍‌ ‌​​‍‌‌​ ‌‌‌​​‍‌‌ ‌‍‍ ‌‍‌‌‌ ‍‌​‍‌‌​ ​ ‌​‌​​‍‌‌​ ​ ‌​‌​​‍‌‌​ ​‍​ ​‍‌‍‌‌​ ‍​​ ​‍‌‍​‍‌‍​‌​ ​​​ ​ ​ ​‍‌‍​‍‌‍​ ​ ‌‌​ ​‌​‍‌‌​ ​‍​ ​‍​‍‌‌​ ‌‌‌​‌​​‍ ‍‌‍​ ‌‍‍​‌‍‍‌‌‍ ​‌‍‌​‌ ​‍‌‍‌‌‌‍ ‍​‍‌‌​ ‌‌‌​​‍‌‌ ‌‍‍ ‌‍‌‌‌ ‍‌​‍‌‌​ ​ ‌​‌​​‍‌‌​ ​ ‌​‌​​‍‌‌​ ​‍​ ​‍‌‍‌‌​ ‍​​ ​‍‌‍​‍‌‍​‌​ ​​​ ​ ​ ​‍‌‍​‍‌‍​ ​ ‌‌​ ​‌​ ​​​‍‌‌​ ​‍​ ​‍​‍‌‌​ ‌‌‌​‌​​‍ ‍‌ ‌​‌‍‌‌‌ ‍​‌ ‌​​‍‌‍‌ ​​‌‍‌‌‌ ​‍‌ ​ ‌ ​​‌‍‌‌‌‍​ ‌ ‌​‌‍‍‌‌ ‌‍‌‍‌‌​ ‌‌ ​​‌ ‌‌‌‍​‍‌‍ ​‌‍‍‌‌ ​ ‌‍‍​‌‍‌‌‌‍‌​​‍​‍‌ ‌
– Bill Carlos, Councilman, Town of
Poughkeepsie, and Vice-Chairman of
the​​​​‌ ‍ ​‍​‍‌‍ ‌ ​‍‌‍‍‌‌‍‌ ‌‍‍‌‌‍ ‍​‍​‍​ ‍‍​‍​‍‌ ​ ‌‍​‌‌‍ ‍‌‍‍‌‌ ‌​‌ ‍‌​‍ ‍‌‍‍‌‌‍ ​‍​‍​‍ ​​‍​‍‌‍‍​‌ ​‍‌‍‌‌‌‍‌‍​‍​‍​ ‍‍​‍​‍‌‍‍​‌ ‌​‌ ‌​‌ ​​‌ ​ ​ ‍‍​‍ ​‍ ‌‍​ ‌‍ ‌‌ ​ ​‍ ‍‌‍ ‌‌‍​‌‌‍‍‌‌‍ ‍​‍ ‍​ ​‍​ ​​​ ​‍​ ‌​‌ ​‍‌‍‌‌‌‍‌​‌‍‌‌‌ ​ ‌‍‍‌‌‍‌ ‌‍ ‍​‍ ‍‌ ​‍‌‍‍‌‌ ‌‍‌‍‌‌‌ ​‍‌‍‍ ‌‍‌‌‌‍‌‌‌ ​​‌‍‌‌‌ ​‍​‍ ‍‌‍ ‌ ​‍‌‍‌ ​‍ ‌‍‍‌‌‍ ‍‌ ‌​‌‍‌‌‌‍ ‍‌ ‌​​‍ ‌‍‌‌‌‍‌​‌‍‍‌‌ ‌​​‍ ‌‍ ‌‌‍ ‌‍‌​‌‍‌‌​ ‌‌ ​​‌ ​‍‌‍‌‌‌ ​ ‌‍‌‌‌‍ ‍‌ ‌​‌‍​‌‌ ‌​‌‍‍‌‌‍ ‌‍ ‍​ ‍ ‌‍‍‌‌‍‌​​ ‌​ ‌ ​ ​‌​ ​‌​ ​‌​ ​ ‌‍​‌​ ​​​ ​ ​‍ ‌​ ​‌​ ‌​​ ‌‌‌‍​ ​‍ ‌​ ‌​‌‍​‍​ ‌‌​ ‌ ​‍ ‌‌‍​‍​ ​​​ ‌‍‌‍​ ​‍ ‌​ ​​​ ‌ ​ ‌‌​ ​​​ ‍‌​ ​ ​ ​‍‌‍‌‍​ ​​​ ‍‌​ ​‌‌‍​‌​ ‍ ‌ ‌​‌ ‍‌‌ ​​‌‍‌‌​ ‌‌‍​‌‌ ​‍‌ ‌​‌‍‍‌‌‍​ ‌‍ ​‌‍‌‌​ ‍ ‌ ​​‌‍​‌‌ ‌​‌‍‍​​ ‌‌‍​ ‌‍ ‌‍ ‍‌ ‌​‌‍‌‌‌‍ ‍‌ ‌​​‍‌‌​ ‌‌‌​​‍‌‌ ‌‍‍ ‌‍‌‌‌ ‍‌​‍‌‌​ ​ ‌​‌​​‍‌‌​ ​ ‌​‌​​‍‌‌​ ​‍​ ​‍​ ‌‍​ ‍‌​ ​‍​ ​ ​ ​‍​ ​​​ ​ ​ ​‌​ ‌‌​ ​​​ ‌‍‌‍‌‍​‍‌‌​ ​‍​ ​‍​‍‌‌​ ‌‌‌​‌​​‍ ‍‌‍​ ‌‍‍​‌‍‍‌‌‍ ​‌‍‌​‌ ​‍‌‍‌‌‌‍ ‍​‍‌‌​ ‌‌‌​​‍‌‌ ‌‍‍ ‌‍‌‌‌ ‍‌​‍‌‌​ ​ ‌​‌​​‍‌‌​ ​ ‌​‌​​‍‌‌​ ​‍​ ​‍​ ‌‍​ ‍‌​ ​‍​ ​ ​ ​‍​ ​​​ ​ ​ ​‌​ ‌‌​ ​​​ ‌‍‌‍‌‍​ ​​​‍‌‌​ ​‍​ ​‍​‍‌‌​ ‌‌‌​‌​​‍ ‍‌ ‌​‌‍‌‌‌ ‍​‌ ‌​​ ‌‍​‍‌‍​‌‌ ​ ‌‍‌‌‌‌‌‌‌ ​‍‌‍ ​​ ‌‌‍‍​‌ ‌​‌ ‌​‌ ​​‌ ​ ​‍‌‌​ ​ ‌​​‌​‍‌‌​ ​‍‌​‌‍​‍‌‌​ ​‍‌​‌‍‌‍​ ‌‍ ‌‌ ​ ​‍ ‍‌‍ ‌‌‍​‌‌‍‍‌‌‍ ‍​‍ ‍​ ​‍​ ​​​ ​‍​ ‌​‌ ​‍‌‍‌‌‌‍‌​‌‍‌‌‌ ​ ‌‍‍‌‌‍‌ ‌‍ ‍​‍ ‍‌ ​‍‌‍‍‌‌ ‌‍‌‍‌‌‌ ​‍‌‍‍ ‌‍‌‌‌‍‌‌‌ ​​‌‍‌‌‌ ​‍​‍ ‍‌‍ ‌ ​‍‌‍‌ ​‍‌‍‌‍‍‌‌‍‌​​ ‌​ ‌ ​ ​‌​ ​‌​ ​‌​ ​ ‌‍​‌​ ​​​ ​ ​‍ ‌​ ​‌​ ‌​​ ‌‌‌‍​ ​‍ ‌​ ‌​‌‍​‍​ ‌‌​ ‌ ​‍ ‌‌‍​‍​ ​​​ ‌‍‌‍​ ​‍ ‌​ ​​​ ‌ ​ ‌‌​ ​​​ ‍‌​ ​ ​ ​‍‌‍‌‍​ ​​​ ‍‌​ ​‌‌‍​‌​‍‌‍‌ ‌​‌ ‍‌‌ ​​‌‍‌‌​ ‌‌‍​‌‌ ​‍‌ ‌​‌‍‍‌‌‍​ ‌‍ ​‌‍‌‌​‍‌‍‌ ​​‌‍​‌‌ ‌​‌‍‍​​ ‌‌‍​ ‌‍ ‌‍ ‍‌ ‌​‌‍‌‌‌‍ ‍‌ ‌​​‍‌‌​ ‌‌‌​​‍‌‌ ‌‍‍ ‌‍‌‌‌ ‍‌​‍‌‌​ ​ ‌​‌​​‍‌‌​ ​ ‌​‌​​‍‌‌​ ​‍​ ​‍​ ‌‍​ ‍‌​ ​‍​ ​ ​ ​‍​ ​​​ ​ ​ ​‌​ ‌‌​ ​​​ ‌‍‌‍‌‍​‍‌‌​ ​‍​ ​‍​‍‌‌​ ‌‌‌​‌​​‍ ‍‌‍​ ‌‍‍​‌‍‍‌‌‍ ​‌‍‌​‌ ​‍‌‍‌‌‌‍ ‍​‍‌‌​ ‌‌‌​​‍‌‌ ‌‍‍ ‌‍‌‌‌ ‍‌​‍‌‌​ ​ ‌​‌​​‍‌‌​ ​ ‌​‌​​‍‌‌​ ​‍​ ​‍​ ‌‍​ ‍‌​ ​‍​ ​ ​ ​‍​ ​​​ ​ ​ ​‌​ ‌‌​ ​​​ ‌‍‌‍‌‍​ ​​​‍‌‌​ ​‍​ ​‍​‍‌‌​ ‌‌‌​‌​​‍ ‍‌ ‌​‌‍‌‌‌ ‍​‌ ‌​​‍‌‍‌ ​​‌‍‌‌‌ ​‍‌ ​ ‌ ​​‌‍‌‌‌‍​ ‌ ‌​‌‍‍‌‌ ‌‍‌‍‌‌​ ‌‌ ​​‌ ‌‌‌‍​‍‌‍ ​‌‍‍‌‌ ​ ‌‍‍​‌‍‌‌‌‍‌​​‍​‍‌ ‌
Poughkeepsie Joint Water Board​​​​‌ ‍ ​‍​‍‌‍ ‌ ​‍‌‍‍‌‌‍‌ ‌‍‍‌‌‍ ‍​‍​‍​ ‍‍​‍​‍‌ ​ ‌‍​‌‌‍ ‍‌‍‍‌‌ ‌​‌ ‍‌​‍ ‍‌‍‍‌‌‍ ​‍​‍​‍ ​​‍​‍‌‍‍​‌ ​‍‌‍‌‌‌‍‌‍​‍​‍​ ‍‍​‍​‍‌‍‍​‌ ‌​‌ ‌​‌ ​​‌ ​ ​ ‍‍​‍ ​‍ ‌‍​ ‌‍ ‌‌ ​ ​‍ ‍‌‍ ‌‌‍​‌‌‍‍‌‌‍ ‍​‍ ‍​ ​‍​ ​​​ ​‍​ ‌​‌ ​‍‌‍‌‌‌‍‌​‌‍‌‌‌ ​ ‌‍‍‌‌‍‌ ‌‍ ‍​‍ ‍‌ ​‍‌‍‍‌‌ ‌‍‌‍‌‌‌ ​‍‌‍‍ ‌‍‌‌‌‍‌‌‌ ​​‌‍‌‌‌ ​‍​‍ ‍‌‍ ‌ ​‍‌‍‌ ​‍ ‌‍‍‌‌‍ ‍‌ ‌​‌‍‌‌‌‍ ‍‌ ‌​​‍ ‌‍‌‌‌‍‌​‌‍‍‌‌ ‌​​‍ ‌‍ ‌‌‍ ‌‍‌​‌‍‌‌​ ‌‌ ​​‌ ​‍‌‍‌‌‌ ​ ‌‍‌‌‌‍ ‍‌ ‌​‌‍​‌‌ ‌​‌‍‍‌‌‍ ‌‍ ‍​ ‍ ‌‍‍‌‌‍‌​​ ‌​ ‌ ​ ​‌​ ​‌​ ​‌​ ​ ‌‍​‌​ ​​​ ​ ​‍ ‌​ ​‌​ ‌​​ ‌‌‌‍​ ​‍ ‌​ ‌​‌‍​‍​ ‌‌​ ‌ ​‍ ‌‌‍​‍​ ​​​ ‌‍‌‍​ ​‍ ‌​ ​​​ ‌ ​ ‌‌​ ​​​ ‍‌​ ​ ​ ​‍‌‍‌‍​ ​​​ ‍‌​ ​‌‌‍​‌​ ‍ ‌ ‌​‌ ‍‌‌ ​​‌‍‌‌​ ‌‌‍​‌‌ ​‍‌ ‌​‌‍‍‌‌‍​ ‌‍ ​‌‍‌‌​ ‍ ‌ ​​‌‍​‌‌ ‌​‌‍‍​​ ‌‌‍​ ‌‍ ‌‍ ‍‌ ‌​‌‍‌‌‌‍ ‍‌ ‌​​‍‌‌​ ‌‌‌​​‍‌‌ ‌‍‍ ‌‍‌‌‌ ‍‌​‍‌‌​ ​ ‌​‌​​‍‌‌​ ​ ‌​‌​​‍‌‌​ ​‍​ ​‍​ ​‍‌‍‌‍‌‍‌‍​ ‍​​ ‌​‌‍‌‍​ ‍‌‌‍‌​​ ​‌​ ‌‌​ ‌‍‌‍​ ​‍‌‌​ ​‍​ ​‍​‍‌‌​ ‌‌‌​‌​​‍ ‍‌‍​ ‌‍‍​‌‍‍‌‌‍ ​‌‍‌​‌ ​‍‌‍‌‌‌‍ ‍​‍‌‌​ ‌‌‌​​‍‌‌ ‌‍‍ ‌‍‌‌‌ ‍‌​‍‌‌​ ​ ‌​‌​​‍‌‌​ ​ ‌​‌​​‍‌‌​ ​‍​ ​‍​ ​‍‌‍‌‍‌‍‌‍​ ‍​​ ‌​‌‍‌‍​ ‍‌‌‍‌​​ ​‌​ ‌‌​ ‌‍‌‍​ ​ ​​​‍‌‌​ ​‍​ ​‍​‍‌‌​ ‌‌‌​‌​​‍ ‍‌ ‌​‌‍‌‌‌ ‍​‌ ‌​​ ‌‍​‍‌‍​‌‌ ​ ‌‍‌‌‌‌‌‌‌ ​‍‌‍ ​​ ‌‌‍‍​‌ ‌​‌ ‌​‌ ​​‌ ​ ​‍‌‌​ ​ ‌​​‌​‍‌‌​ ​‍‌​‌‍​‍‌‌​ ​‍‌​‌‍‌‍​ ‌‍ ‌‌ ​ ​‍ ‍‌‍ ‌‌‍​‌‌‍‍‌‌‍ ‍​‍ ‍​ ​‍​ ​​​ ​‍​ ‌​‌ ​‍‌‍‌‌‌‍‌​‌‍‌‌‌ ​ ‌‍‍‌‌‍‌ ‌‍ ‍​‍ ‍‌ ​‍‌‍‍‌‌ ‌‍‌‍‌‌‌ ​‍‌‍‍ ‌‍‌‌‌‍‌‌‌ ​​‌‍‌‌‌ ​‍​‍ ‍‌‍ ‌ ​‍‌‍‌ ​‍‌‍‌‍‍‌‌‍‌​​ ‌​ ‌ ​ ​‌​ ​‌​ ​‌​ ​ ‌‍​‌​ ​​​ ​ ​‍ ‌​ ​‌​ ‌​​ ‌‌‌‍​ ​‍ ‌​ ‌​‌‍​‍​ ‌‌​ ‌ ​‍ ‌‌‍​‍​ ​​​ ‌‍‌‍​ ​‍ ‌​ ​​​ ‌ ​ ‌‌​ ​​​ ‍‌​ ​ ​ ​‍‌‍‌‍​ ​​​ ‍‌​ ​‌‌‍​‌​‍‌‍‌ ‌​‌ ‍‌‌ ​​‌‍‌‌​ ‌‌‍​‌‌ ​‍‌ ‌​‌‍‍‌‌‍​ ‌‍ ​‌‍‌‌​‍‌‍‌ ​​‌‍​‌‌ ‌​‌‍‍​​ ‌‌‍​ ‌‍ ‌‍ ‍‌ ‌​‌‍‌‌‌‍ ‍‌ ‌​​‍‌‌​ ‌‌‌​​‍‌‌ ‌‍‍ ‌‍‌‌‌ ‍‌​‍‌‌​ ​ ‌​‌​​‍‌‌​ ​ ‌​‌​​‍‌‌​ ​‍​ ​‍​ ​‍‌‍‌‍‌‍‌‍​ ‍​​ ‌​‌‍‌‍​ ‍‌‌‍‌​​ ​‌​ ‌‌​ ‌‍‌‍​ ​‍‌‌​ ​‍​ ​‍​‍‌‌​ ‌‌‌​‌​​‍ ‍‌‍​ ‌‍‍​‌‍‍‌‌‍ ​‌‍‌​‌ ​‍‌‍‌‌‌‍ ‍​‍‌‌​ ‌‌‌​​‍‌‌ ‌‍‍ ‌‍‌‌‌ ‍‌​‍‌‌​ ​ ‌​‌​​‍‌‌​ ​ ‌​‌​​‍‌‌​ ​‍​ ​‍​ ​‍‌‍‌‍‌‍‌‍​ ‍​​ ‌​‌‍‌‍​ ‍‌‌‍‌​​ ​‌​ ‌‌​ ‌‍‌‍​ ​ ​​​‍‌‌​ ​‍​ ​‍​‍‌‌​ ‌‌‌​‌​​‍ ‍‌ ‌​‌‍‌‌‌ ‍​‌ ‌​​‍‌‍‌ ​​‌‍‌‌‌ ​‍‌ ​ ‌ ​​‌‍‌‌‌‍​ ‌ ‌​‌‍‍‌‌ ‌‍‌‍‌‌​ ‌‌ ​​‌ ‌‌‌‍​‍‌‍ ​‌‍‍‌‌ ​ ‌‍‍​‌‍‌‌‌‍‌​​‍​‍‌ ‌
"New York City's muddy releases not only
impact the Lower Esopus Creek but also the
Hudson River estuary where our drinking
water supplies come from. This fact has been
largely, if not completely, ignored. We
demand that the Department of
Environmental Conservation hold New York
City accountable."​​​​‌ ‍ ​‍​‍‌‍ ‌ ​‍‌‍‍‌‌‍‌ ‌‍‍‌‌‍ ‍​‍​‍​ ‍‍​‍​‍‌ ​ ‌‍​‌‌‍ ‍‌‍‍‌‌ ‌​‌ ‍‌​‍ ‍‌‍‍‌‌‍ ​‍​‍​‍ ​​‍​‍‌‍‍​‌ ​‍‌‍‌‌‌‍‌‍​‍​‍​ ‍‍​‍​‍‌‍‍​‌ ‌​‌ ‌​‌ ​​‌ ​ ​ ‍‍​‍ ​‍ ‌‍​ ‌‍ ‌‌ ​ ​‍ ‍‌‍ ‌‌‍​‌‌‍‍‌‌‍ ‍​‍ ‍​ ​‍​ ​​​ ​‍​ ‌​‌ ​‍‌‍‌‌‌‍‌​‌‍‌‌‌ ​ ‌‍‍‌‌‍‌ ‌‍ ‍​‍ ‍‌ ​‍‌‍‍‌‌ ‌‍‌‍‌‌‌ ​‍‌‍‍ ‌‍‌‌‌‍‌‌‌ ​​‌‍‌‌‌ ​‍​‍ ‍‌‍ ‌ ​‍‌‍‌ ​‍ ‌‍‍‌‌‍ ‍‌ ‌​‌‍‌‌‌‍ ‍‌ ‌​​‍ ‌‍‌‌‌‍‌​‌‍‍‌‌ ‌​​‍ ‌‍ ‌‌‍ ‌‍‌​‌‍‌‌​ ‌‌ ​​‌ ​‍‌‍‌‌‌ ​ ‌‍‌‌‌‍ ‍‌ ‌​‌‍​‌‌ ‌​‌‍‍‌‌‍ ‌‍ ‍​ ‍ ‌‍‍‌‌‍‌​​ ‌​ ‌ ​ ​‌​ ​‌​ ​‌​ ​ ‌‍​‌​ ​​​ ​ ​‍ ‌​ ​‌​ ‌​​ ‌‌‌‍​ ​‍ ‌​ ‌​‌‍​‍​ ‌‌​ ‌ ​‍ ‌‌‍​‍​ ​​​ ‌‍‌‍​ ​‍ ‌​ ​​​ ‌ ​ ‌‌​ ​​​ ‍‌​ ​ ​ ​‍‌‍‌‍​ ​​​ ‍‌​ ​‌‌‍​‌​ ‍ ‌ ‌​‌ ‍‌‌ ​​‌‍‌‌​ ‌‌‍​‌‌ ​‍‌ ‌​‌‍‍‌‌‍​ ‌‍ ​‌‍‌‌​ ‍ ‌ ​​‌‍​‌‌ ‌​‌‍‍​​ ‌‌‍​ ‌‍ ‌‍ ‍‌ ‌​‌‍‌‌‌‍ ‍‌ ‌​​‍‌‌​ ‌‌‌​​‍‌‌ ‌‍‍ ‌‍‌‌‌ ‍‌​‍‌‌​ ​ ‌​‌​​‍‌‌​ ​ ‌​‌​​‍‌‌​ ​‍​ ​‍​ ‌‍​ ‍‌​ ‌ ‌‍​ ​ ‌‍​ ‌ ‌‍‌​​ ‌​​ ​‍‌‍​‌​ ‌‌‌‍‌‍​‍‌‌​ ​‍​ ​‍​‍‌‌​ ‌‌‌​‌​​‍ ‍‌‍​ ‌‍‍​‌‍‍‌‌‍ ​‌‍‌​‌ ​‍‌‍‌‌‌‍ ‍​‍‌‌​ ‌‌‌​​‍‌‌ ‌‍‍ ‌‍‌‌‌ ‍‌​‍‌‌​ ​ ‌​‌​​‍‌‌​ ​ ‌​‌​​‍‌‌​ ​‍​ ​‍​ ‌‍​ ‍‌​ ‌ ‌‍​ ​ ‌‍​ ‌ ‌‍‌​​ ‌​​ ​‍‌‍​‌​ ‌‌‌‍‌‍​ ​​​‍‌‌​ ​‍​ ​‍​‍‌‌​ ‌‌‌​‌​​‍ ‍‌ ‌​‌‍‌‌‌ ‍​‌ ‌​​ ‌‍​‍‌‍​‌‌ ​ ‌‍‌‌‌‌‌‌‌ ​‍‌‍ ​​ ‌‌‍‍​‌ ‌​‌ ‌​‌ ​​‌ ​ ​‍‌‌​ ​ ‌​​‌​‍‌‌​ ​‍‌​‌‍​‍‌‌​ ​‍‌​‌‍‌‍​ ‌‍ ‌‌ ​ ​‍ ‍‌‍ ‌‌‍​‌‌‍‍‌‌‍ ‍​‍ ‍​ ​‍​ ​​​ ​‍​ ‌​‌ ​‍‌‍‌‌‌‍‌​‌‍‌‌‌ ​ ‌‍‍‌‌‍‌ ‌‍ ‍​‍ ‍‌ ​‍‌‍‍‌‌ ‌‍‌‍‌‌‌ ​‍‌‍‍ ‌‍‌‌‌‍‌‌‌ ​​‌‍‌‌‌ ​‍​‍ ‍‌‍ ‌ ​‍‌‍‌ ​‍‌‍‌‍‍‌‌‍‌​​ ‌​ ‌ ​ ​‌​ ​‌​ ​‌​ ​ ‌‍​‌​ ​​​ ​ ​‍ ‌​ ​‌​ ‌​​ ‌‌‌‍​ ​‍ ‌​ ‌​‌‍​‍​ ‌‌​ ‌ ​‍ ‌‌‍​‍​ ​​​ ‌‍‌‍​ ​‍ ‌​ ​​​ ‌ ​ ‌‌​ ​​​ ‍‌​ ​ ​ ​‍‌‍‌‍​ ​​​ ‍‌​ ​‌‌‍​‌​‍‌‍‌ ‌​‌ ‍‌‌ ​​‌‍‌‌​ ‌‌‍​‌‌ ​‍‌ ‌​‌‍‍‌‌‍​ ‌‍ ​‌‍‌‌​‍‌‍‌ ​​‌‍​‌‌ ‌​‌‍‍​​ ‌‌‍​ ‌‍ ‌‍ ‍‌ ‌​‌‍‌‌‌‍ ‍‌ ‌​​‍‌‌​ ‌‌‌​​‍‌‌ ‌‍‍ ‌‍‌‌‌ ‍‌​‍‌‌​ ​ ‌​‌​​‍‌‌​ ​ ‌​‌​​‍‌‌​ ​‍​ ​‍​ ‌‍​ ‍‌​ ‌ ‌‍​ ​ ‌‍​ ‌ ‌‍‌​​ ‌​​ ​‍‌‍​‌​ ‌‌‌‍‌‍​‍‌‌​ ​‍​ ​‍​‍‌‌​ ‌‌‌​‌​​‍ ‍‌‍​ ‌‍‍​‌‍‍‌‌‍ ​‌‍‌​‌ ​‍‌‍‌‌‌‍ ‍​‍‌‌​ ‌‌‌​​‍‌‌ ‌‍‍ ‌‍‌‌‌ ‍‌​‍‌‌​ ​ ‌​‌​​‍‌‌​ ​ ‌​‌​​‍‌‌​ ​‍​ ​‍​ ‌‍​ ‍‌​ ‌ ‌‍​ ​ ‌‍​ ‌ ‌‍‌​​ ‌​​ ​‍‌‍​‌​ ‌‌‌‍‌‍​ ​​​‍‌‌​ ​‍​ ​‍​‍‌‌​ ‌‌‌​‌​​‍ ‍‌ ‌​‌‍‌‌‌ ‍​‌ ‌​​‍‌‍‌ ​​‌‍‌‌‌ ​‍‌ ​ ‌ ​​‌‍‌‌‌‍​ ‌ ‌​‌‍‍‌‌ ‌‍‌‍‌‌​ ‌‌ ​​‌ ‌‌‌‍​‍‌‍ ​‌‍‍‌‌ ​ ‌‍‍​‌‍‌‌‌‍‌​​‍​‍‌ ‌